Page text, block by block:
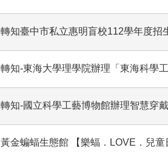
轉知臺中市私立惠明盲校112學年度招
轉知-東海大學理學院辦理「東海科學
轉知-國立科學工藝博物館辦理智慧穿
黃金蝙蝠生態館 【樂蝠．LOVE．兒